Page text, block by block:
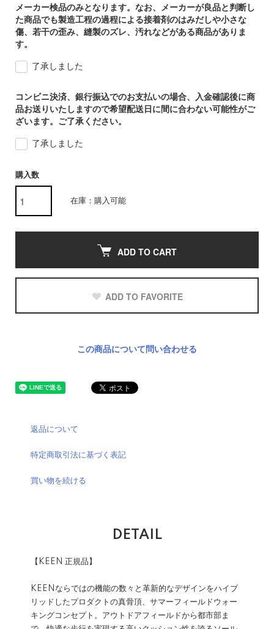
メーカー検品のみとなります。なお、メーカーが良品と判断し
た商品でも製造工程の過程による接着剤のはみだしや小さな
傷、若干の歪み、縫製のズレ、汚れなどがある商品がありま
す。
了承しました
コンビニ決済、銀行振込でのお支払いの場合、入金確認後に商
品お送りいたしますので希望配送日に間に合わない可能性がご
ざいます。ご了承ください。
了承しました
購入数
在庫：購入可能
ADD TO CART
ADD TO FAVORITE
この商品について問い合わせる
返品について
特定商取引法に基づく表記
買い物を続ける
DETAIL
【KEEN 正規品】
KEENならではの機能の数々と革新的なデザインをハイブ
リッドしたプロダクトの真骨頂、サマーフィールドウォー
キングコンセプト。アウトドアフィールドから都市部ま